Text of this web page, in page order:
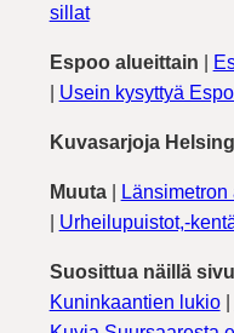
sillat
Espoo alueittain
Usein kysyttyä
Kuvasarjoja
Muuta| Länsimetron
Urheilupuistot,-
Suosittua näillä
Kuninkaantien lukio|